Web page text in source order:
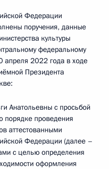
Федерации
поручения, данные
культуры
федеральному
апреля 2022 года в ходе
Президента
Анатольевны с просьбой
порядке проведения
аттестованными
Федерации (далее –
с целью определения
оформления